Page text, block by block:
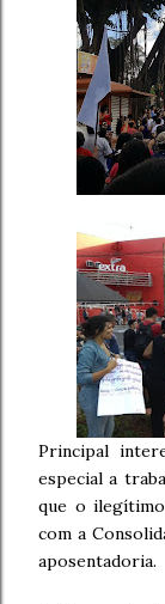
Principal
especial a
que o
com a
aposentadoria.